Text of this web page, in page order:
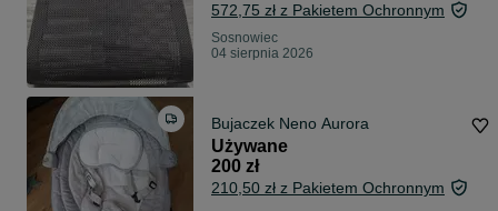
572,75 zł z Pakietem Ochronnym
Sosnowiec
04 sierpnia 2026
Bujaczek Neno Aurora
Używane
200 zł
210,50 zł z Pakietem Ochronnym